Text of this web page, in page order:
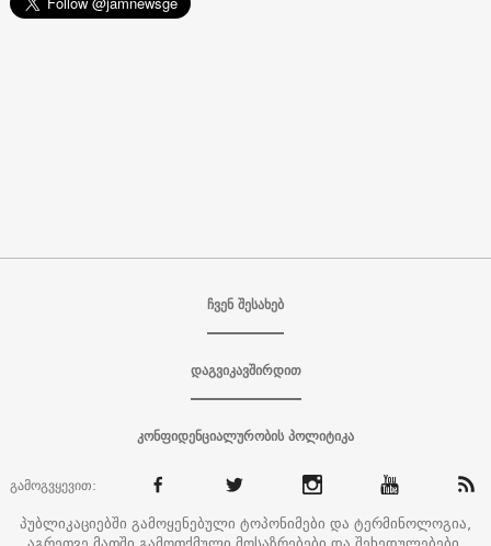
ჩვენ შესახებ
დაგვიკავშირდით
კონფიდენციალურობის პოლიტიკა
გამოგვყევით:
პუბლიკაციებში გამოყენებული ტოპონიმები და ტერმინოლოგია,